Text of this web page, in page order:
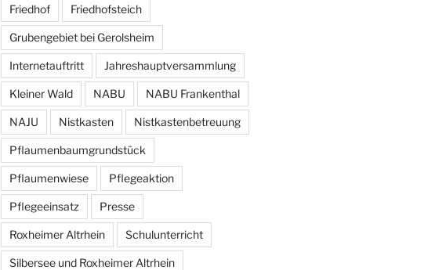
Friedhof Friedhofsteich
Grubengebiet bei Gerolsheim
Internetauftritt Jahreshauptversammlung
Kleiner Wald NABU NABU Frankenthal
NAJU Nistkasten Nistkastenbetreuung
Pflaumenbaumgrundstück
Pflaumenwiese Pflegeaktion
Pflegeeinsatz Presse
Roxheimer Altrhein Schulunterricht
Silbersee und Roxheimer Altrhein